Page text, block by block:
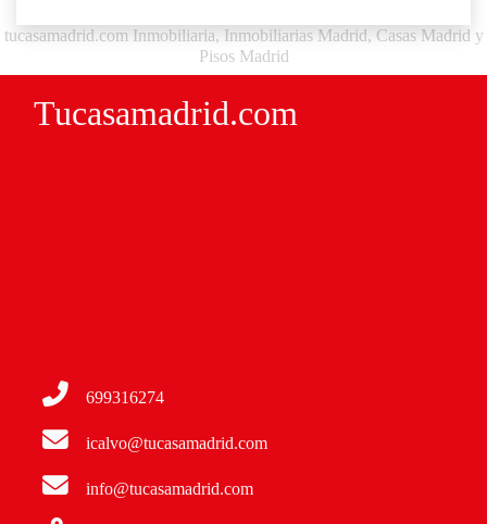
tucasamadrid.com Inmobiliaria, Inmobiliarias Madrid, Casas Madrid y
Pisos Madrid
Tucasamadrid.com
699316274
icalvo@tucasamadrid.com
info@tucasamadrid.com